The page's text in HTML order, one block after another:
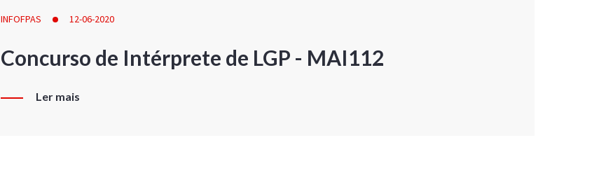
INFOFPAS 12-06-2020
Concurso de Intérprete de LGP - MAI112
Ler mais